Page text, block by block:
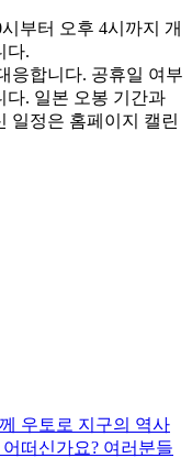
부터 오후 4시까지 개
다.
응합니다. 공휴일 여부
다. 일본 오봉 기간과
일정은 홈페이지 캘린
우토로 지구의 역사
떠신가요? 여러분들